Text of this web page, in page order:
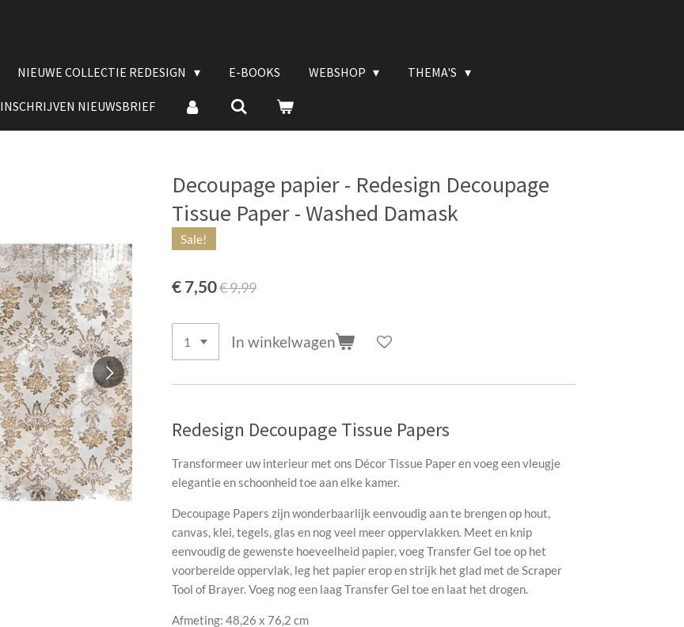
NIEUWE COLLECTIE REDESIGN E-BOOKS WEBSHOP THEMA'S
INSCHRIJVEN NIEUWSBRIEF
Decoupage papier - Redesign Decoupage
Tissue Paper - Washed Damask
Sale!
€ 7,50€ 9,99
In winkelwagen
Redesign Decoupage Tissue Papers
Transformeer uw interieur met ons Décor Tissue Paper en voeg een vleugje
elegantie en schoonheid toe aan elke kamer.
Decoupage Papers zijn wonderbaarlijk eenvoudig aan te brengen op hout,
canvas, klei, tegels, glas en nog veel meer oppervlakken. Meet en knip
eenvoudig de gewenste hoeveelheid papier, voeg Transfer Gel toe op het
voorbereide oppervlak, leg het papier erop en strijk het glad met de Scraper
Tool of Brayer. Voeg nog een laag Transfer Gel toe en laat het drogen.
Afmeting: 48,26 x 76,2 cm